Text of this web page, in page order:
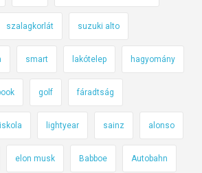
szalagkorlát suzuki alto
smart lakótelep hagyomány
golf fáradtság
iskola lightyear sainz alonso
elon musk Babboe Autobahn